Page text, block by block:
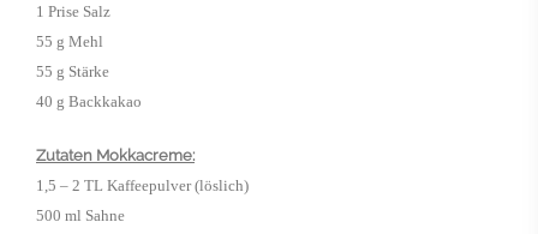
1 Prise Salz
55 g Mehl
55 g Stärke
40 g Backkakao
Zutaten Mokkacreme:
1,5 – 2 TL Kaffeepulver (löslich)
500 ml Sahne